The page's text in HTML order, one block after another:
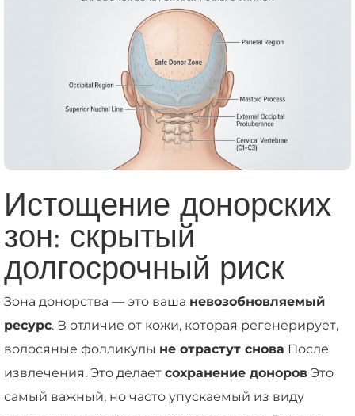
Истощение донорских
зон: скрытый
долгосрочный риск
Зона донорства — это ваша невозобновляемый
ресурс. В отличие от кожи, которая регенерирует,
волосяные фолликулы не отрастут снова После
извлечения. Это делает сохранение доноров Это
самый важный, но часто упускаемый из виду